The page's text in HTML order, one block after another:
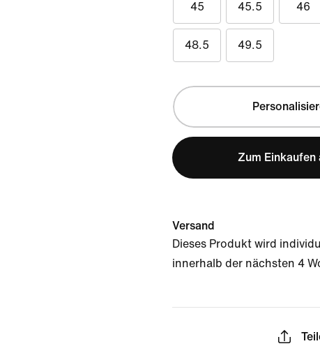
45 45.5 46
48.5 49.5
Zum Einkaufen
Versand
Dieses Produkt wird
innerhalb der nächsten 4